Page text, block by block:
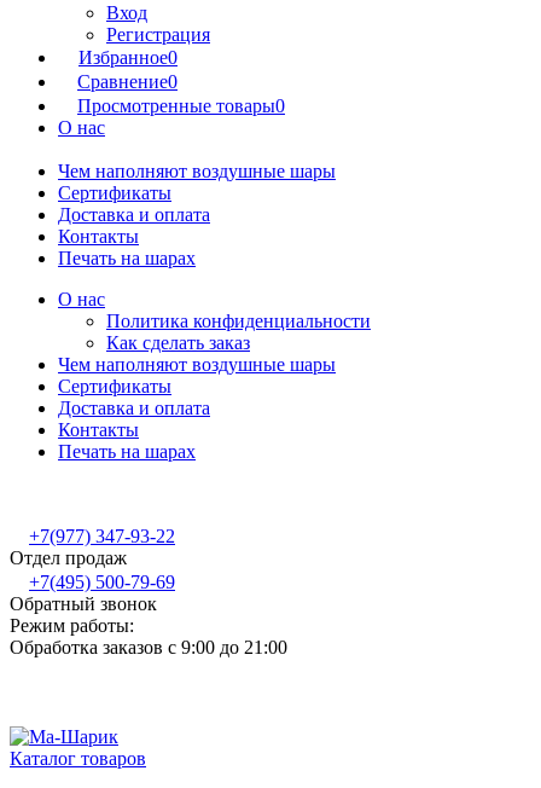
Вход
Регистрация
Избранное0
Сравнение0
Просмотренные товары0
О нас
Чем наполняют воздушные шары
Сертификаты
Доставка и оплата
Контакты
Печать на шарах
О нас
Политика конфиденциальности
Как сделать заказ
Чем наполняют воздушные шары
Сертификаты
Доставка и оплата
Контакты
Печать на шарах
+7(977) 347-93-22
Отдел продаж
+7(495) 500-79-69
Обратный звонок
Режим работы:
Обработка заказов с 9:00 до 21:00
Каталог товаров